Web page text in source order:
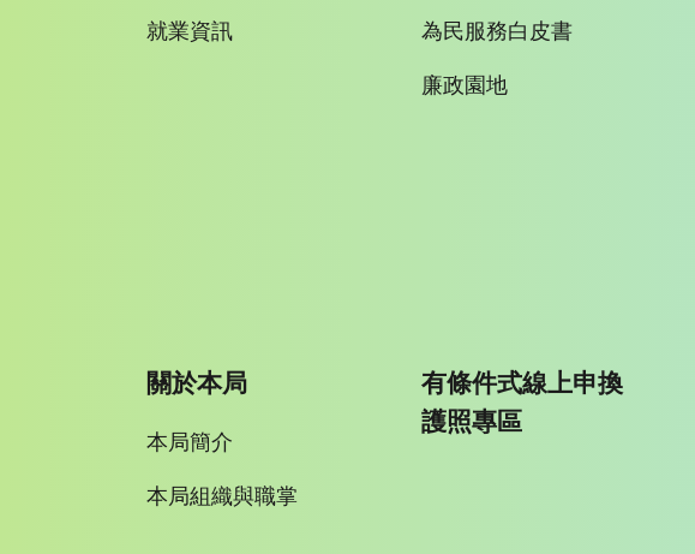
就業資訊 為民服務白皮書
廉政園地
關於本局
本局簡介
本局組織與職掌
有條件式線上申換
護照專區